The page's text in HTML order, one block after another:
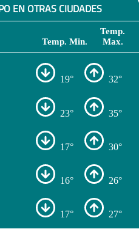
EN OTRAS CIUDADES
Temp. Min.
Temp.
Max.
19° 32°
23° 35°
17° 30°
16° 26°
17° 27°